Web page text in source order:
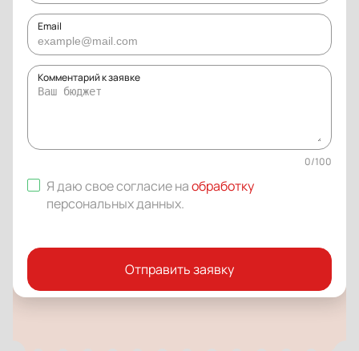
Email
Комментарий к заявке
0/100
Я даю свое согласие наобработку
персональных данных.
Отправить заявку